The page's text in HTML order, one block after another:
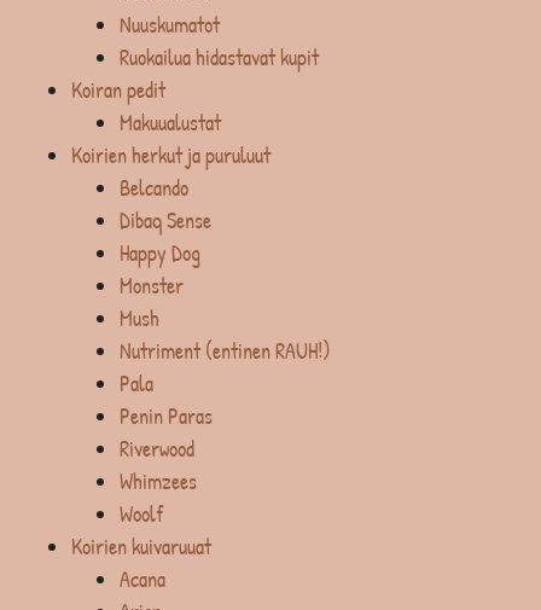
Nuuskumatot
Ruokailua hidastavat kupit
Koiran pedit
Makuualustat
Koirien herkut ja puruluut
Belcando
Dibaq Sense
Happy Dog
Monster
Mush
Nutriment (entinen RAUH!)
Pala
Penin Paras
Riverwood
Whimzees
Woolf
Koirien kuivaruuat
Acana